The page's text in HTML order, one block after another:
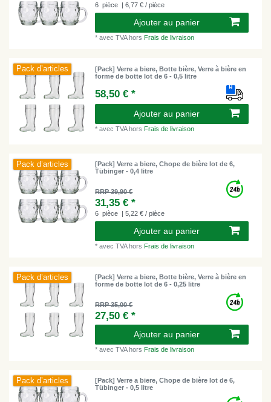
6 pièce | 6,77 € / pièce
Ajouter au panier
*avec TVAhorsFrais de livraison
Pack d’articles
[Pack] Verre a biere, Botte bière, Verre à bière en
forme de botte lot de 6 - 0,5 litre
58,50 € *
Ajouter au panier
*avec TVAhorsFrais de livraison
Pack d’articles
[Pack] Verre a biere, Chope de bière lot de 6,
Tübinger - 0,4 litre
RRP 39,90 €
31,35 € *
6 pièce | 5,22 € / pièce
Ajouter au panier
*avec TVAhorsFrais de livraison
Pack d’articles
[Pack] Verre a biere, Botte bière, Verre à bière en
forme de botte lot de 6 - 0,25 litre
RRP 35,00 €
27,50 € *
Ajouter au panier
*avec TVAhorsFrais de livraison
Pack d’articles
[Pack] Verre a biere, Chope de bière lot de 6,
Tübinger - 0,5 litre